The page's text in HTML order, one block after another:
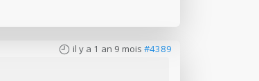
il y a 1 an 9 mois #4389